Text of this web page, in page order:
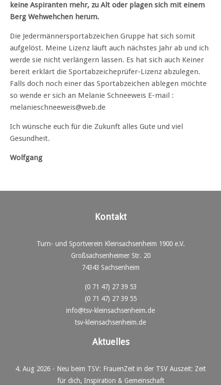
keine Aspiranten mehr, zu Alt oder plagen sich mit einem
Berg Wehwehchen herum.
Die Jedermännersportabzeichen Gruppe hat sich somit
aufgelöst. Meine Lizenz läuft auch nächstes Jahr ab und ich
werde sie nicht verlängern lassen. Es hat sich auch Keiner
bereit erklärt die Sportabzeicheprüfer-Lizenz abzulegen.
Falls doch noch einer das Sportabzeichen ablegen möchte
so wende er sich an Melanie Schneeweis E-mail :
melanieschneeweis@web.de
Ich wünsche euch für die Zukunft alles Gute und viel
Gesundheit.
Wolfgang
Kontakt
Turn- und Sportverein Kleinsachsenheim 1900 e.V.
Großsachsenheimer Str. 20
74343 Sachsenheim
(0 71 47) 27 39 53
(0 71 47) 27 39 55
info@tsv-kleinsachsenheim.de
tsv-kleinsachsenheim.de
Aktuelles
4. Aug 2026 - Neu beim TSV: FrauenZeit in der TSV Auszeit: Zeit
für dich, Inspiration & Gemeinschaft